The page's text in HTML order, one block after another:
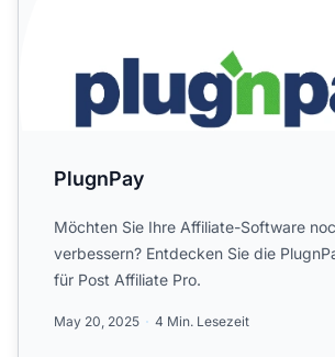
PlugnPay
Möchten Sie Ihre Affiliate-Software
verbessern? Entdecken Sie die
für Post Affiliate Pro.
May 20, 2025 4 Min. Lesezeit